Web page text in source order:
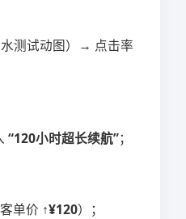
水测试动图）→ 点击率
​“120小时超长续航”​​；
客单价 ​↑¥120​​）；